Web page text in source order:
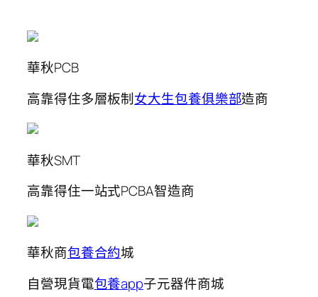
華秋PCB
高靠得住多層板制女大生包養俱樂部造商
華秋SMT
高靠得住一站式PCBA智造商
華秋商包養合約城
自營現貨電包養app子元器件商城